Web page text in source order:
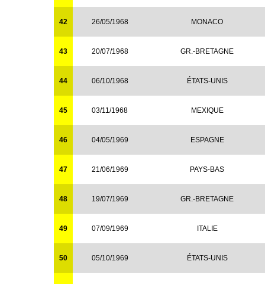
42 26/05/1968 MONACO
43 20/07/1968 GR.-BRETAGNE
44 06/10/1968 ÉTATS-UNIS
45 03/11/1968 MEXIQUE
46 04/05/1969 ESPAGNE
47 21/06/1969 PAYS-BAS
48 19/07/1969 GR.-BRETAGNE
49 07/09/1969 ITALIE
50 05/10/1969 ÉTATS-UNIS